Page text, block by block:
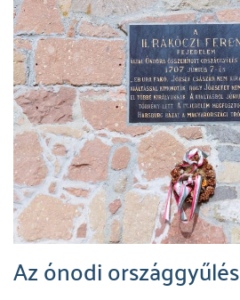
Az ónodi országgyűlés